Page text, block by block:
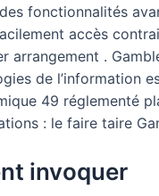
fonctionnalités
accès
.
de l’information
49 réglementé
: le faire taire
invoquer